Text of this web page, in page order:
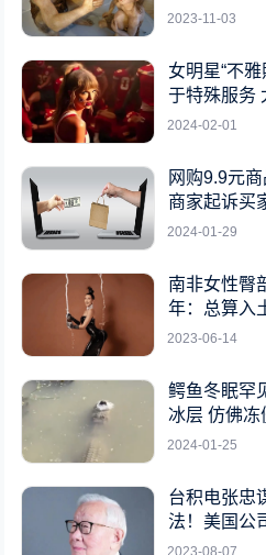
2023-11-03
女明星“不
于特殊服务
2024-02-01
网购9.9元
商家起诉买
2024-01-29
南非女性臀
年：总算入
2023-06-14
鳄鱼冬眠罕
冰层 仿佛冻
2024-01-25
台积电张忠
法！美国公